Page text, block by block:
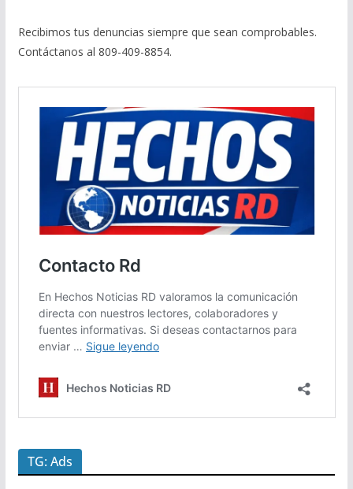
Recibimos tus denuncias siempre que sean comprobables.
Contáctanos al 809-409-8854.
TG: Ads